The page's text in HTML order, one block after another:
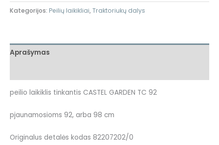
Kategorijos: Peilių laikikliai,Traktoriukų dalys
Aprašymas
peilio laikiklis tinkantis CASTEL GARDEN TC 92
pjaunamosioms 92, arba 98 cm
Originalus detalės kodas 82207202/0